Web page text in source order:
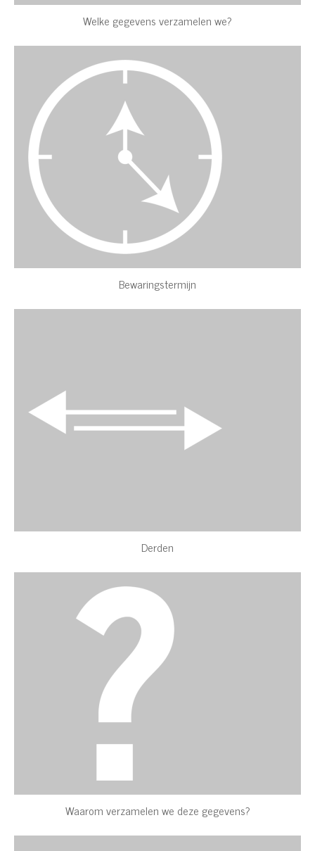
Welke gegevens verzamelen we?
Bewaringstermijn
Derden
Waarom verzamelen we deze gegevens?